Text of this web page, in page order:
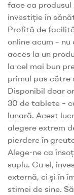
face ca produsul
investiție în
Profită de
online acum –
acces la un
la cel mai bun
primul pas către
Disponibil doar
30 de tablete –
lunară. Acest
alegere extrem
pierdere în
Alege-ne ca
suplu. Cu el,
externă, ci și în
stimei de sine.